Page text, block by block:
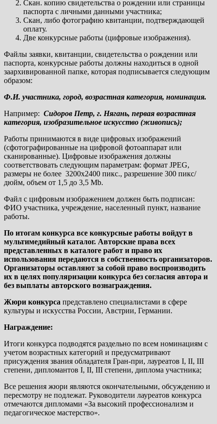
Скан. копию свидетельства о рождении или страницы
паспорта с личными данными участника;
Скан, либо фотографию квитанции, подтверждающей
оплату.
Две конкурсные работы (цифровые изображения).
Файлы заявки, квитанции, свидетельства о рождении или
паспорта, конкурсные работы должны находиться в одной
заархивированной папке, которая подписывается следующим
образом:
Ф.И. участника, город, возрастная категория, номинация.
Например: Сидоров Петр, г. Нягань, первая возрастная
категория, изобразительное искусство (живопись);
Работы принимаются в виде цифровых изображений
(сфотографированные на цифровой фотоаппарат или
сканированные). Цифровые изображения должны
соответствовать следующим параметрам: формат JPEG,
размеры не более 3200х2400 пикс., разрешение 300 пикс/
дюйм, объем от 1,5 до 3,5 Мb.
Файл с цифровым изображением должен быть подписан:
ФИО участника, учреждение, населенный пункт, название
работы.
По итогам конкурса все конкурсные работы войдут в
мультимедийный каталог. Авторские права всех
представленных в каталоге работ и право их
использования передаются в собственность организаторов.
Организаторы оставляют за собой право воспроизводить
их в целях популяризации конкурса без согласия автора и
без выплаты авторского вознаграждения.
Жюри конкурса представлено специалистами в сфере
культуры и искусства России, Австрии, Германии.
Награждение:
Итоги конкурса подводятся раздельно по всем номинациям с
учетом возрастных категорий и предусматривают
присуждения звания обладателя Гран-при, лауреатов I, II, III
степени, дипломантов I, II, III степени, диплома участника;
Все решения жюри являются окончательными, обсуждению и
пересмотру не подлежат. Руководители лауреатов конкурса
отмечаются дипломами «За высокий профессионализм и
педагогическое мастерство».